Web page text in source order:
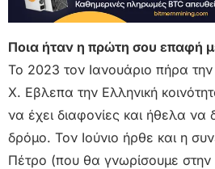
Ποια ήταν η πρώτη σου επαφή
Το 2023 τον Ιανουάριο πήρα
Χ. Εβλεπα την Ελληνική
να έχει διαφονίες και ήθελα να
δρόμο. Τον Ιούνιο ήρθε και η
Πέτρο (που θα γνωρίσουμε στην